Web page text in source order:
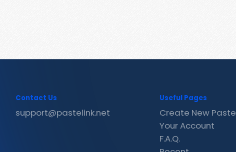
Contact Us
support@pastelink.net
Useful Pages
Create New Paste
Your Account
F.A.Q.